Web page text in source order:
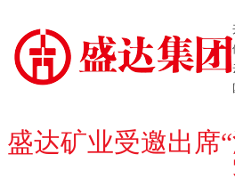
盛达矿业受邀出席